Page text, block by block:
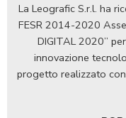
La Leografic S.r.l. ha
FESR 2014-2020 Asse
DIGITAL 2020”
innovazione
progetto realizzato